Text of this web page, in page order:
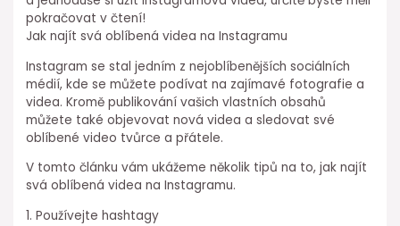
pokračovat v čtení!
Jak najít svá oblíbená videa na Instagramu
Instagram se stal jedním z nejoblíbenějších sociálních
médií, kde se můžete podívat na zajímavé fotografie a
videa. Kromě publikování vašich vlastních obsahů
můžete také objevovat nová videa a sledovat své
oblíbené video tvůrce a přátele.
V tomto článku vám ukážeme několik tipů na to, jak najít
svá oblíbená videa na Instagramu.
1. Používejte hashtagy